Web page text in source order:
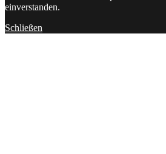
einverstanden.
Schließen